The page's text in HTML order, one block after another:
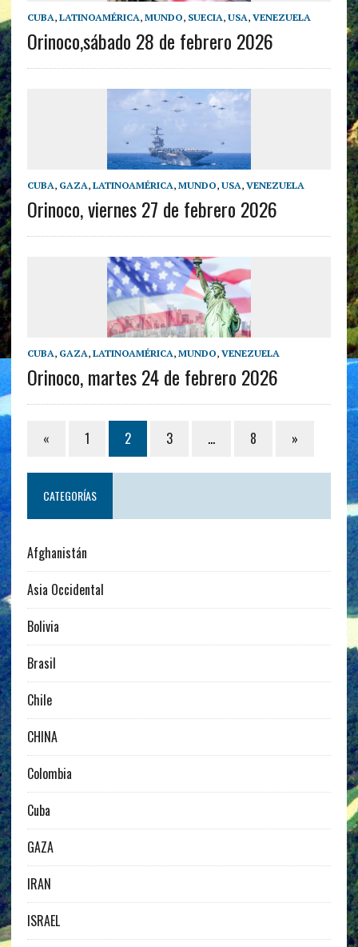
CUBA, LATINOAMÉRICA, MUNDO, SUECIA, USA, VENEZUELA
Orinoco,sábado 28 de febrero 2026
CUBA, GAZA, LATINOAMÉRICA, MUNDO, USA, VENEZUELA
Orinoco, viernes 27 de febrero 2026
CUBA, GAZA, LATINOAMÉRICA, MUNDO, VENEZUELA
Orinoco, martes 24 de febrero 2026
« 1 2 3 … 8 »
CATEGORÍAS
Afghanistán
Asia Occidental
Bolivia
Brasil
Chile
CHINA
Colombia
Cuba
GAZA
IRAN
ISRAEL